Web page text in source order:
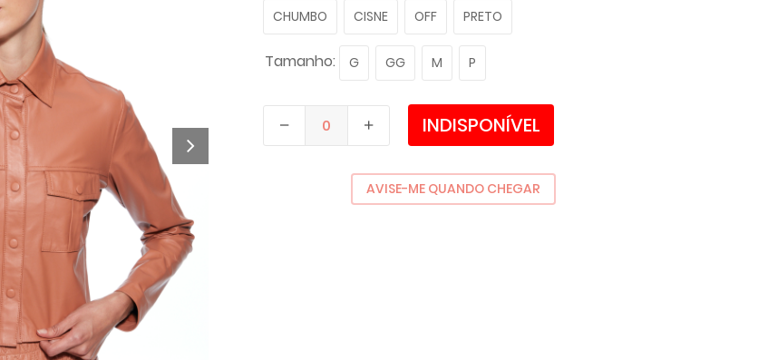
CHUMBO CISNE OFF PRETO
Tamanho: G GG M P
INDISPONÍVEL
AVISE-ME QUANDO CHEGAR